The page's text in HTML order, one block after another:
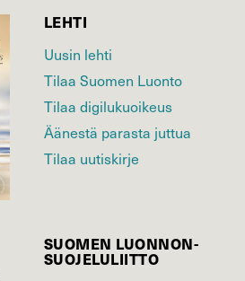
LEHTI
Uusin lehti
Tilaa Suomen Luonto
Tilaa digilukuoikeus
Äänestä parasta juttua
Tilaa uutiskirje
SUOMEN LUONNON­
SUOJELU­LIITTO